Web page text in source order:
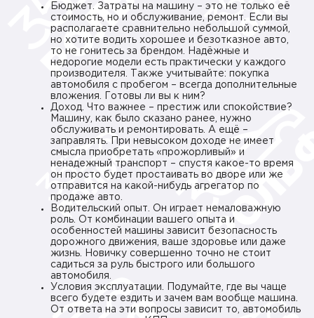
Бюджет. Затраты на машину – это не только её
стоимость, но и обслуживание, ремонт. Если вы
располагаете сравнительно небольшой суммой,
но хотите водить хорошее и безотказное авто,
то не гонитесь за брендом. Надёжные и
недорогие модели есть практически у каждого
производителя. Также учитывайте: покупка
автомобиля с пробегом – всегда дополнительные
вложения. Готовы ли вы к ним?
Доход. Что важнее – престиж или спокойствие?
Машину, как было сказано ранее, нужно
обслуживать и ремонтировать. А ещё –
заправлять. При невысоком доходе не имеет
смысла приобретать «прожорливый» и
ненадежный транспорт – спустя какое-то время
он просто будет простаивать во дворе или же
отправится на какой-нибудь агрегатор по
продаже авто.
Водительский опыт. Он играет немаловажную
роль. От комбинации вашего опыта и
особенностей машины зависит безопасность
дорожного движения, ваше здоровье или даже
жизнь. Новичку совершенно точно не стоит
садиться за руль быстрого или большого
автомобиля.
Условия эксплуатации. Подумайте, где вы чаще
всего будете ездить и зачем вам вообще машина.
От ответа на эти вопросы зависит то, автомобиль